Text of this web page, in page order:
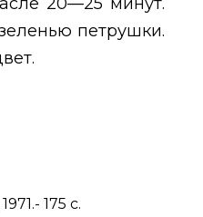
петрушки.
175 с.